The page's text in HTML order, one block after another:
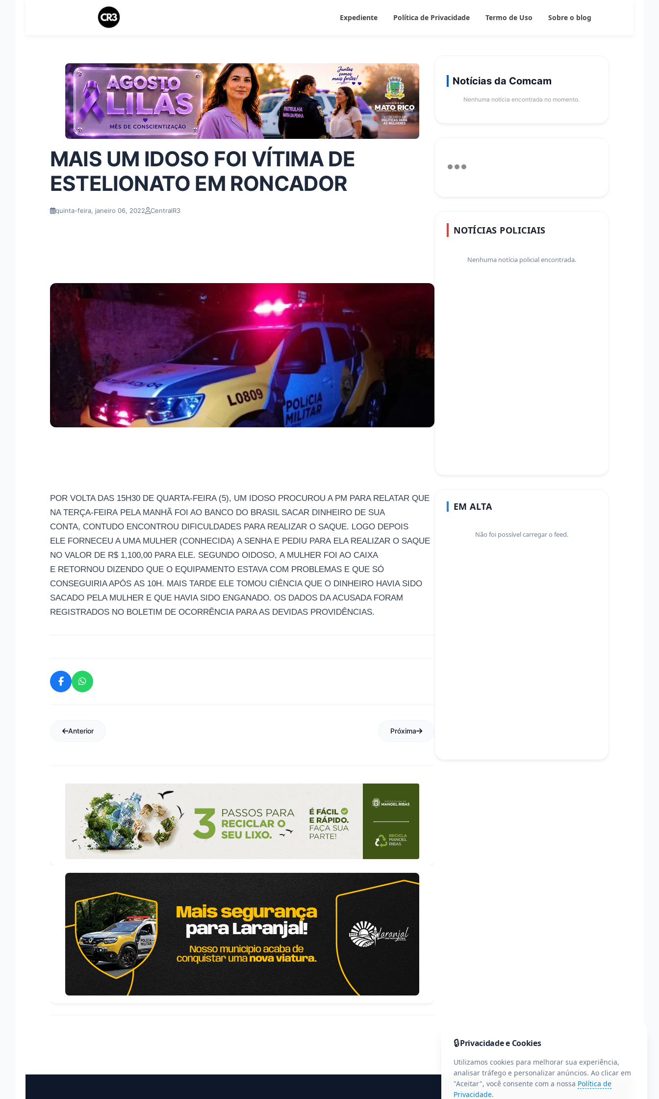
Expediente Política de Privacidade Termo de Uso Sobre o blog
MAIS UM IDOSO FOI VÍTIMA DE
ESTELIONATO EM RONCADOR
quinta-feira, janeiro 06, 2022 CentralR3
POR VOLTA DAS 15H30 DE QUARTA-FEIRA (5), UM IDOSO PROCUROU A PM PARA RELATAR QUE
NA TERÇA-FEIRA PELA MANHÃ FOI AO BANCO DO BRASIL SACAR DINHEIRO DE SUA
CONTA, CONTUDO ENCONTROU DIFICULDADES PARA REALIZAR O SAQUE. LOGO DEPOIS
ELE FORNECEU A UMA MULHER (CONHECIDA) A SENHA E PEDIU PARA ELA REALIZAR O SAQUE
NO VALOR DE R$ 1,100,00 PARA ELE. SEGUNDO OIDOSO, A MULHER FOI AO CAIXA
E RETORNOU DIZENDO QUE O EQUIPAMENTO ESTAVA COM PROBLEMAS E QUE SÓ
CONSEGUIRIA APÓS AS 10H. MAIS TARDE ELE TOMOU CIÊNCIA QUE O DINHEIRO HAVIA SIDO
SACADO PELA MULHER E QUE HAVIA SIDO ENGANADO. OS DADOS DA ACUSADA FORAM
REGISTRADOS NO BOLETIM DE OCORRÊNCIA PARA AS DEVIDAS PROVIDÊNCIAS.
Anterior Próxima
Notícias da Comcam
Nenhuma notícia encontrada no momento.
NOTÍCIAS POLICIAIS
Nenhuma notícia policial encontrada.
EM ALTA
Não foi possível carregar o feed.
🔒Privacidade e Cookies
Utilizamos cookies para melhorar sua experiência,
analisar tráfego e personalizar anúncios. Ao clicar em
"Aceitar", você consente com a nossa Política de
Privacidade.